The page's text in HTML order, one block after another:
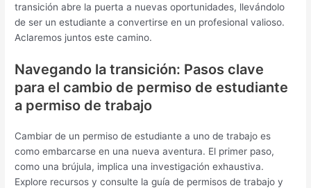
transición abre la puerta a nuevas oportunidades, llevándolo
de ser un estudiante a convertirse en un profesional valioso.
Aclaremos juntos este camino.
Navegando la transición: Pasos clave
para el cambio de permiso de estudiante
a permiso de trabajo
Cambiar de un permiso de estudiante a uno de trabajo es
como embarcarse en una nueva aventura. El primer paso,
como una brújula, implica una investigación exhaustiva.
Explore recursos y consulte la guía de permisos de trabajo y